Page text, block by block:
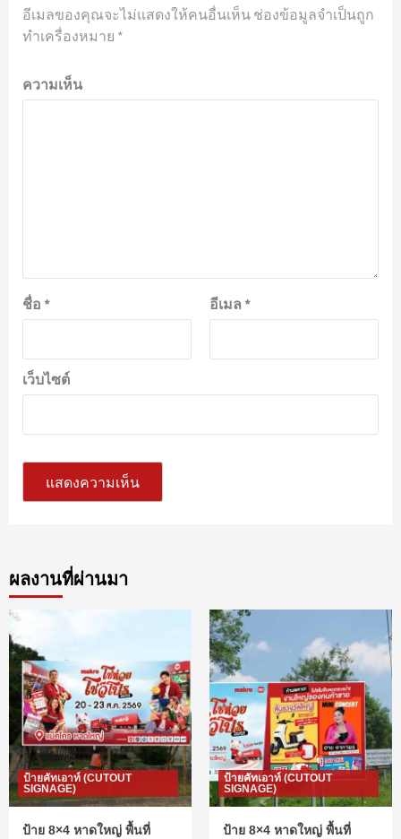
อีเมลของคุณจะไม่แสดงให้คนอื่นเห็น ช่องข้อมูลจำเป็นถูก
ทำเครื่องหมาย *
ความเห็น
ชื่อ * อีเมล *
เว็บไซต์
ผลงานที่ผ่านมา
ป้ายคัทเอาท์ (CUTOUT
SIGNAGE)
ป้าย 8×4 หาดใหญ่ พื้นที่
ป้ายคัทเอาท์ (CUTOUT
SIGNAGE)
ป้าย 8×4 หาดใหญ่ พื้นที่